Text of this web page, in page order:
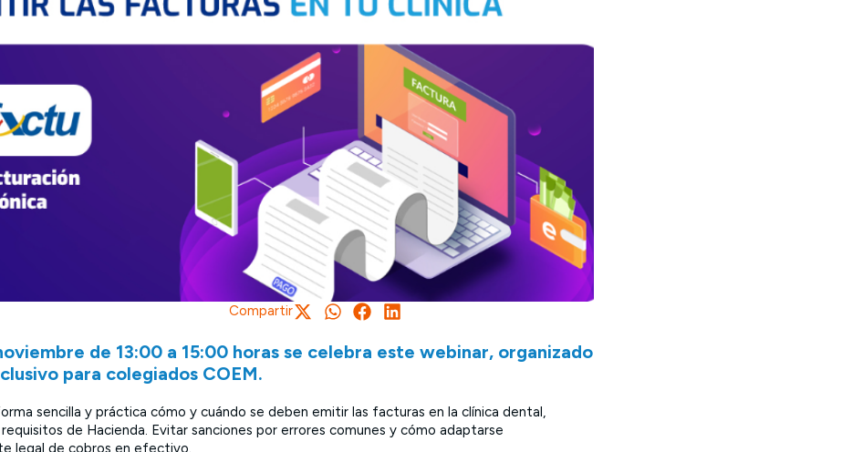
Compartir
de 13:00 a 15:00 horas se celebra este webinar, organizado
para colegiados COEM.
sencilla y práctica cómo y cuándo se deben emitir las facturas en la clínica dental,
de Hacienda. Evitar sanciones por errores comunes y cómo adaptarse
legal de cobros en efectivo.